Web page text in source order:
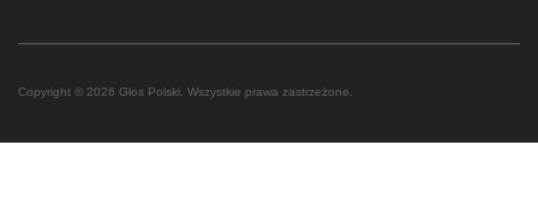
Copyright © 2026 Głos Polski. Wszystkie prawa zastrzeżone.